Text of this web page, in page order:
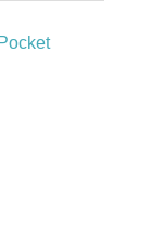
Pocket